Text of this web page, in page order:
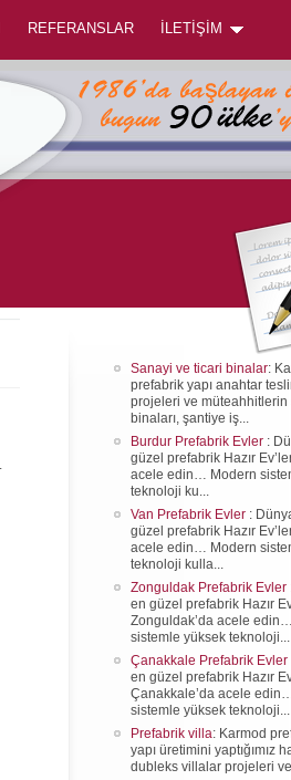
REFERANSLAR İLETİŞİM
Sanayi ve ticari binalar:
prefabrik yapı anahtar
projeleri ve müteahhitlerin
binaları, şantiye iş...
Burdur Prefabrik Evler :
güzel prefabrik Hazır
acele edin… Modern
teknoloji ku...
Van Prefabrik Evler :
güzel prefabrik Hazır
acele edin… Modern
teknoloji kulla...
Zonguldak Prefabrik Evler
en güzel prefabrik Hazır
Zonguldak’da acele
sistemle yüksek teknoloji...
Çanakkale Prefabrik Evler
en güzel prefabrik Hazır
Çanakkale’da acele
sistemle yüksek teknoloji...
Prefabrik villa: Karmod
yapı üretimini yaptığımız
dubleks villalar projeleri